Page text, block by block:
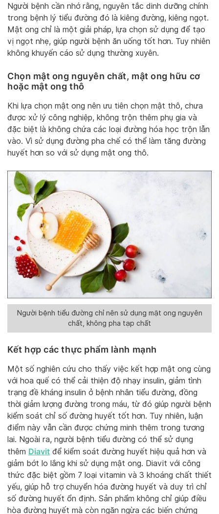
Người bệnh cần nhớ rằng, nguyên tắc dinh dưỡng chính
trong bệnh lý tiểu đường đó là kiêng đường, kiêng ngọt.
Mật ong chỉ là một giải pháp, lựa chọn sử dụng để tạo
vị ngọt nhẹ, giúp người bệnh ăn uống tốt hơn. Tuy nhiên
không khuyến cáo sử dụng thường xuyên.
Chọn mật ong nguyên chất, mật ong hữu cơ
hoặc mật ong thô
Khi lựa chọn mật ong nên ưu tiên chọn mật thô, chưa
được xử lý công nghiệp, không trộn thêm phụ gia và
đặc biệt là không chứa các loại đường hóa học trộn lẫn
vào. Vì sử dụng đường pha chế có thể làm tăng đường
huyết hơn so với sử dụng mật ong thô.
Người bệnh tiểu đường chỉ nên sử dụng mật ong nguyên
chất, không pha tạp chất
Kết hợp các thực phẩm lành mạnh
Một số nghiên cứu cho thấy việc kết hợp mật ong cùng
với hoa quế có thể cải thiện độ nhạy insulin, giảm tình
trạng đề kháng insulin ở bệnh nhân tiểu đường, đồng
thời giảm lượng đường trong máu, từ đó giúp người bệnh
kiểm soát chỉ số đường huyết tốt hơn. Tuy nhiên, luận
điểm này vẫn cần được chứng minh thêm trong tương
lai. Ngoài ra, người bệnh tiểu đường có thể sử dụng
thêm Diavit để kiểm soát đường huyết hiệu quả hơn và
giảm bớt lo lắng khi sử dụng mật ong. Diavit với công
thức đặc biệt gồm 7 loại vitamin và 3 khoáng chất thiết
yếu, giúp hỗ trợ chuyển hóa đường huyết và duy trì chỉ
số đường huyết ổn định. Sản phẩm không chỉ giúp điều
hòa đường huyết mà còn ngăn ngừa các biến chứng